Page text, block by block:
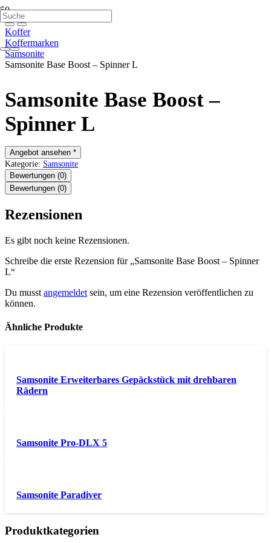
Koffer
Koffermarken
Samsonite
Samsonite Base Boost – Spinner L
Samsonite Base Boost –
Spinner L
Angebot ansehen *
Kategorie: Samsonite
Bewertungen (0)
Bewertungen (0)
Rezensionen
Es gibt noch keine Rezensionen.
Schreibe die erste Rezension für „Samsonite Base Boost – Spinner
L“
Du musst angemeldet sein, um eine Rezension veröffentlichen zu
können.
Ähnliche Produkte
Samsonite Erweiterbares Gepäckstück mit drehbaren
Rädern
Samsonite Pro-DLX 5
Samsonite Paradiver
Produktkategorien